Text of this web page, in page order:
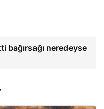
bağırsağı neredeyse